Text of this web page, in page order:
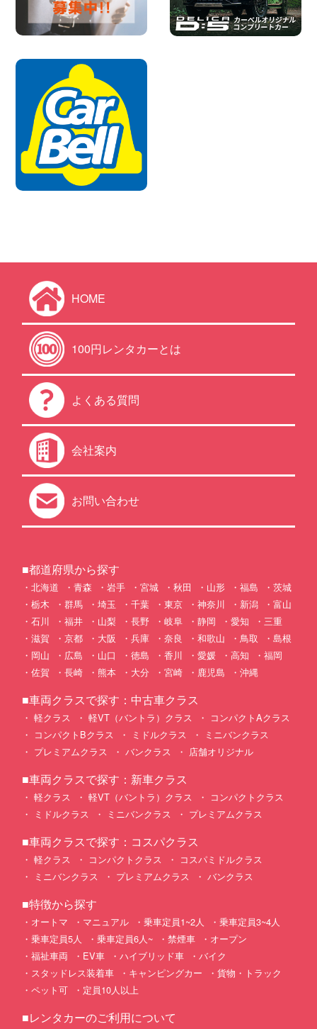
HOME
100円レンタカーとは
よくある質問
会社案内
お問い合わせ
■都道府県から探す
北海道 青森 岩手 宮城 秋田 山形 福島
茨城
栃木
群馬 埼玉 千葉 東京 神奈川 新潟
富山
石川
福井 山梨 長野 岐阜 静岡 愛知
三重
滋賀
京都 大阪 兵庫 奈良 和歌山 鳥取
島根
岡山
広島 山口 徳島 香川 愛媛 高知
福岡
佐賀
長崎 熊本 大分 宮崎 鹿児島 沖縄
■車両クラスで探す：中古車クラス
軽クラス 軽VT（バントラ）クラス
コンパクトAクラス
コンパクトBクラス
ミドルクラス
ミニバンクラス
プレミアムクラス
バンクラス 店舗オリジナル
■車両クラスで探す：新車クラス
軽クラス 軽VT（バントラ）クラス
コンパクトクラス
ミドルクラス
ミニバンクラス プレミアムクラス
■車両クラスで探す：コスパクラス
軽クラス コンパクトクラス
コスパミドルクラス
ミニバンクラス
プレミアムクラス バンクラス
■特徴から探す
オートマ マニュアル 乗車定員1~2人
乗車定員3~4人
乗車定員5人
乗車定員6人~ 禁煙車
オープン
福祉車両
EV車 ハイブリッド車
バイク
スタッドレス装着車
キャンピングカー
貨物・トラック
ペット可
定員10人以上
■レンタカーのご利用について